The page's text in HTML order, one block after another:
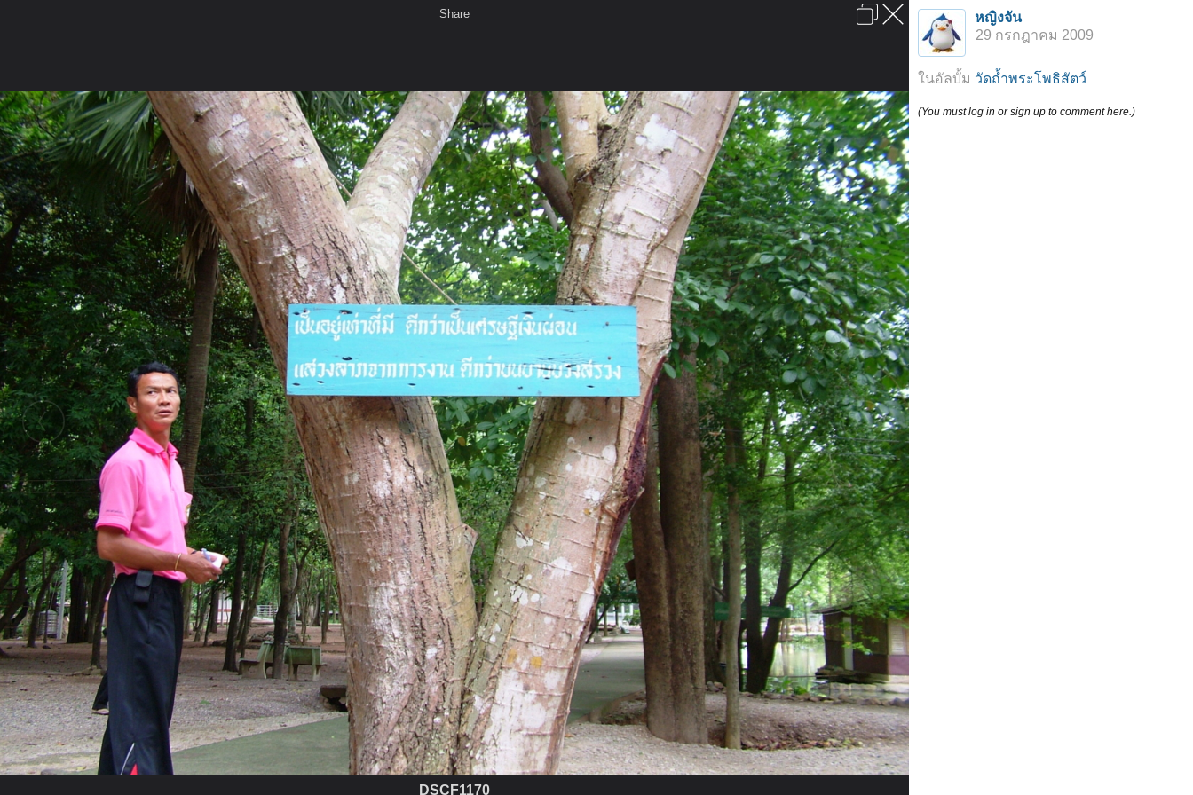
หน้าแรก รูปภาพ General หญิงจัน วัดถ้ำพระโพธิสัตว์
DSCF1170
หน้าแรก เว็บบอร์ด มีอะไรใหม่ วิดีโอ รูปภาพ
หมวดหมู่ มีอะไรใหม่ คอลเล็คชั่น สถานที่ กล้อง แท็ก
เสียงธรรม สมาชิก ห้องสนทนา
ลงโฆษณา ติดต่อเรา ช่วยเหลือ
Share
DSCF1170
หญิงจัน
29 กรกฎาคม 2009
ในอัลบั้ม วัดถ้ำพระโพธิสัตว์
(You must log in or sign up to comment here.)